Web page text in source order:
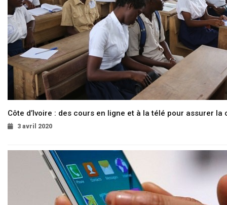
Côte d’Ivoire : des cours en ligne et à la télé pour assurer la
3 avril 2020